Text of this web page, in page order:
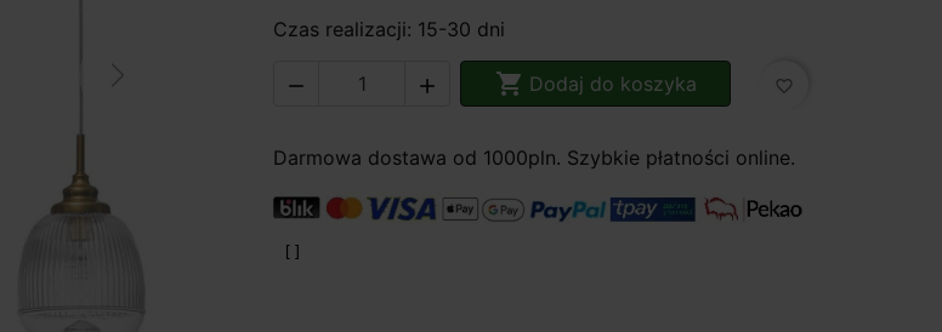
Czas realizacji: 15-30 dni
   Dodaj do koszyka favorite_border
Darmowa dostawa od 1000pln. Szybkie płatności online.